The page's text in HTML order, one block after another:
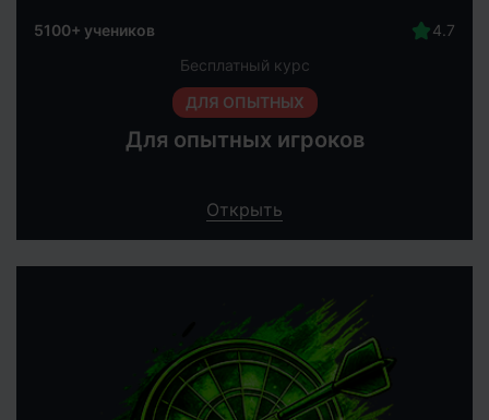
5100+ учеников
Бесплатный курс
ДЛЯ ОПЫТНЫХ
Для опытных игроков
Открыть